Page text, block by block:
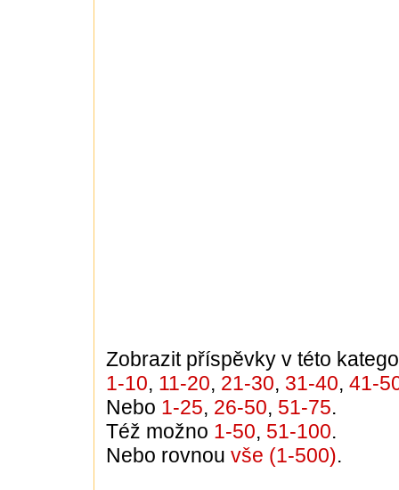
Zobrazit příspěvky v této
1-10, 11-20, 21-30, 31-40, 41-
Nebo 1-25, 26-50, 51-75.
Též možno 1-50, 51-100.
Nebo rovnou vše (1-500).